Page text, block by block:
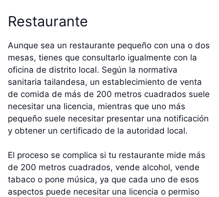
Restaurante
Aunque sea un restaurante pequeño con una o dos
mesas, tienes que consultarlo igualmente con la
oficina de distrito local. Según la normativa
sanitaria tailandesa, un establecimiento de venta
de comida de más de 200 metros cuadrados suele
necesitar una licencia, mientras que uno más
pequeño suele necesitar presentar una notificación
y obtener un certificado de la autoridad local.
El proceso se complica si tu restaurante mide más
de 200 metros cuadrados, vende alcohol, vende
tabaco o pone música, ya que cada uno de esos
aspectos puede necesitar una licencia o permiso